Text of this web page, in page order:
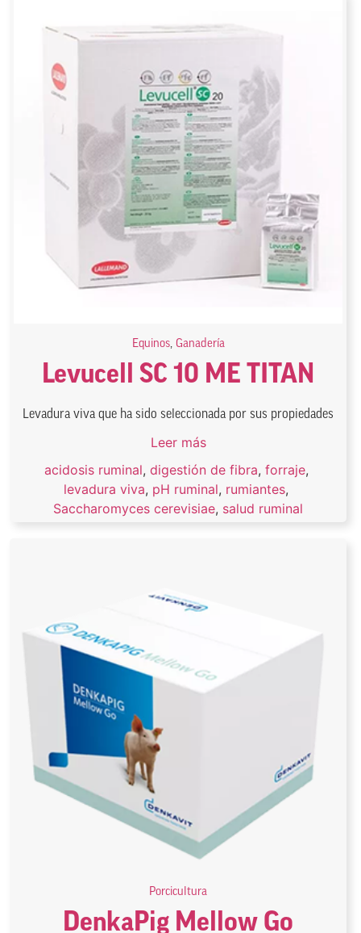
Equinos, Ganadería
Levucell SC 10 ME TITAN
Levadura viva que ha sido seleccionada por sus propiedades
Leer más
acidosis ruminal, digestión de fibra, forraje,
levadura viva, pH ruminal, rumiantes,
Saccharomyces cerevisiae, salud ruminal
Porcicultura
DenkaPig Mellow Go